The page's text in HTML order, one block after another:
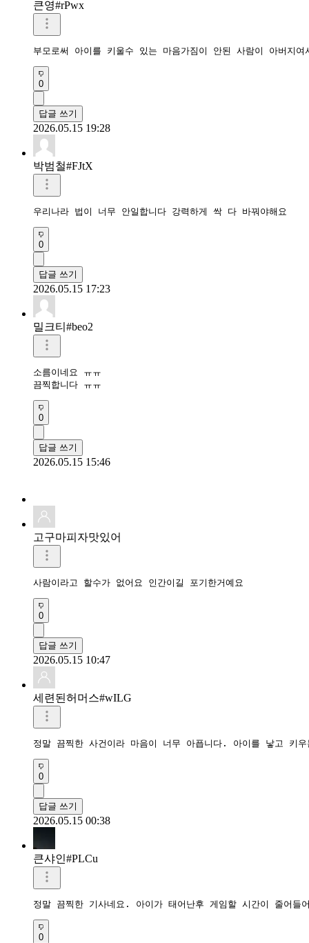
큰영#rPwx
부모로써 아이를 키울수 있는 마음가짐이 안된 사람이 아버지
0
답글 쓰기
2026.05.15 19:28
박범철#FJtX
우리나라 법이 너무 안일합니다 강력하게 싹 다 바꿔야해요
0
답글 쓰기
2026.05.15 17:23
밀크티#beo2
소름이네요 ㅠㅠ
끔찍합니다 ㅠㅠ
0
답글 쓰기
2026.05.15 15:46
고구마피자맛있어
사람이라고 할수가 없어요 인간이길 포기한거예요
0
답글 쓰기
2026.05.15 10:47
세련된허머스#wILG
정말 끔찍한 사건이라 마음이 너무 아픕니다. 아이를 낳고 키
0
답글 쓰기
2026.05.15 00:38
큰샤인#PLCu
정말 끔찍한 기사네요. 아이가 태어난후 게임할 시간이 줄어들
0